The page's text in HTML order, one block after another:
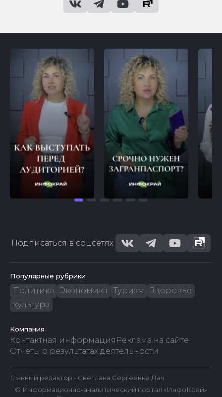
Подписаться в соцсетях
Популярные рубрики
Политика Экономика Туризм
Здоровье
культура
Компания
Контактная информация Реклама на сайте
Отчеты о результатах деятельности
Главный редактор - Светлана Сергеевна Лач
© Информационно-аналитический портал «ИнфоКрай»